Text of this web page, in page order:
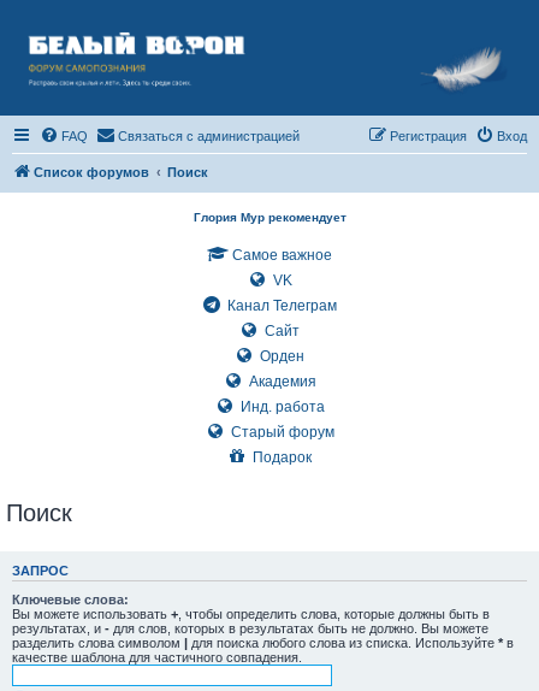
FAQ Связаться с администрацией Вход
Регистрация
Список форумов Поиск
Глория Мур рекомендует
Самое важное
VK
Канал Телеграм
Сайт
Орден
Академия
Инд. работа
Старый форум
Подарок
Поиск
ЗАПРОС
Ключевые слова:
Вы можете использовать + , чтобы определить слова, которые должны быть в
результатах, и - для слов, которых в результатах быть не должно. Вы можете
разделить слова символом | для поиска любого слова из списка. Используйте * в
качестве шаблона для частичного совпадения.